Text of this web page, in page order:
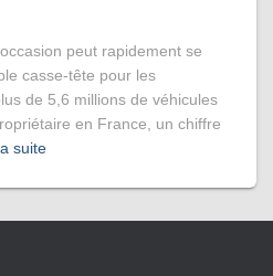
peut rapidement se
casse-tête pour les
de 5,6 millions de véhicules
en France, un chiffre
suite